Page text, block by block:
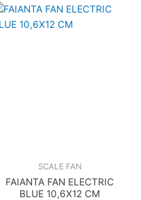
SCALE FAN
FAIANTA FAN ELECTRIC
BLUE 10,6X12 CM